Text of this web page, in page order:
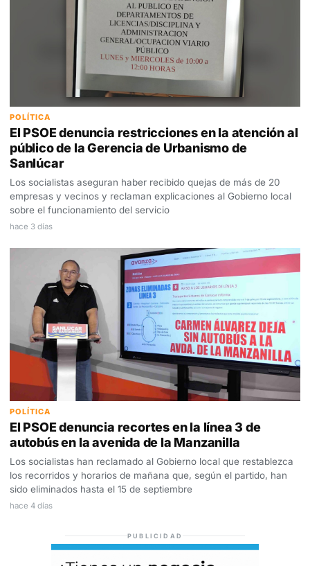
POLÍTICA
El PSOE denuncia restricciones en la atención al
público de la Gerencia de Urbanismo de
Sanlúcar
Los socialistas aseguran haber recibido quejas de más de 20
empresas y vecinos y reclaman explicaciones al Gobierno local
sobre el funcionamiento del servicio
hace 3 días
POLÍTICA
El PSOE denuncia recortes en la línea 3 de
autobús en la avenida de la Manzanilla
Los socialistas han reclamado al Gobierno local que restablezca
los recorridos y horarios de mañana que, según el partido, han
sido eliminados hasta el 15 de septiembre
hace 4 días
PUBLICIDAD